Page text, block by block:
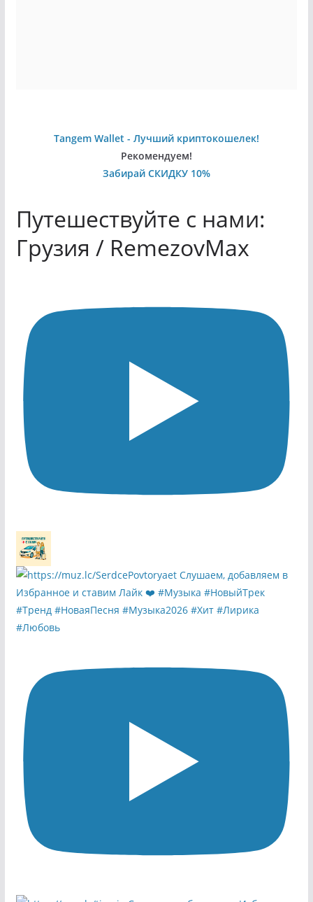
Tangem Wallet - Лучший криптокошелек!
Рекомендуем!
Забирай СКИДКУ 10%
Путешествуйте с нами:
Грузия / RemezovMax